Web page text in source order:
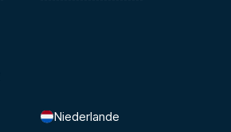
Niederlande